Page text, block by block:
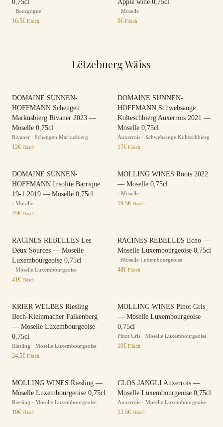
0,75cl
· Bourgogne
16.5€ Fläsch
Apple wine 0,75cl
· Moselle
9€ Fläsch
Lëtzebuerg Wäiss
DOMAINE SUNNEN-
HOFFMANN Schengen
Markusbierg Rivaner 2023 —
Moselle 0,75cl
Rivaner · Schengen Markusbierg
12€ Fläsch
DOMAINE SUNNEN-
HOFFMANN Schwebsange
Kolteschbierg Auxerrois 2021 —
Moselle 0,75cl
Auxerrois · Schwebsange Kolteschbierg
17€ Fläsch
DOMAINE SUNNEN-
HOFFMANN Insolite Barrique
19-1 2019 — Moselle 0,75cl
· Moselle
45€ Fläsch
MOLLING WINES Roots 2022
— Moselle 0,75cl
· Moselle
19.5€ Fläsch
RACINES REBELLES Les
Deux Sources — Moselle
Luxembourgeoise 0,75cl
· Moselle Luxembourgeoise
41€ Fläsch
RACINES REBELLES Echo —
Moselle Luxembourgeoise 0,75cl
· Moselle Luxembourgeoise
48€ Fläsch
KRIER WELBES Riesling
Bech-Kleinmacher Falkenberg
— Moselle Luxembourgeoise
0,75cl
Riesling · Moselle Luxembourgeoise
24.5€ Fläsch
MOLLING WINES Pinot Gris
— Moselle Luxembourgeoise
0,75cl
Pinot Gris · Moselle Luxembourgeoise
19€ Fläsch
MOLLING WINES Riesling —
Moselle Luxembourgeoise 0,75cl
Riesling · Moselle Luxembourgeoise
19€ Fläsch
CLOS JANGLI Auxerrois —
Moselle Luxembourgeoise 0,75cl
Auxerrois · Moselle Luxembourgeoise
12.5€ Fläsch